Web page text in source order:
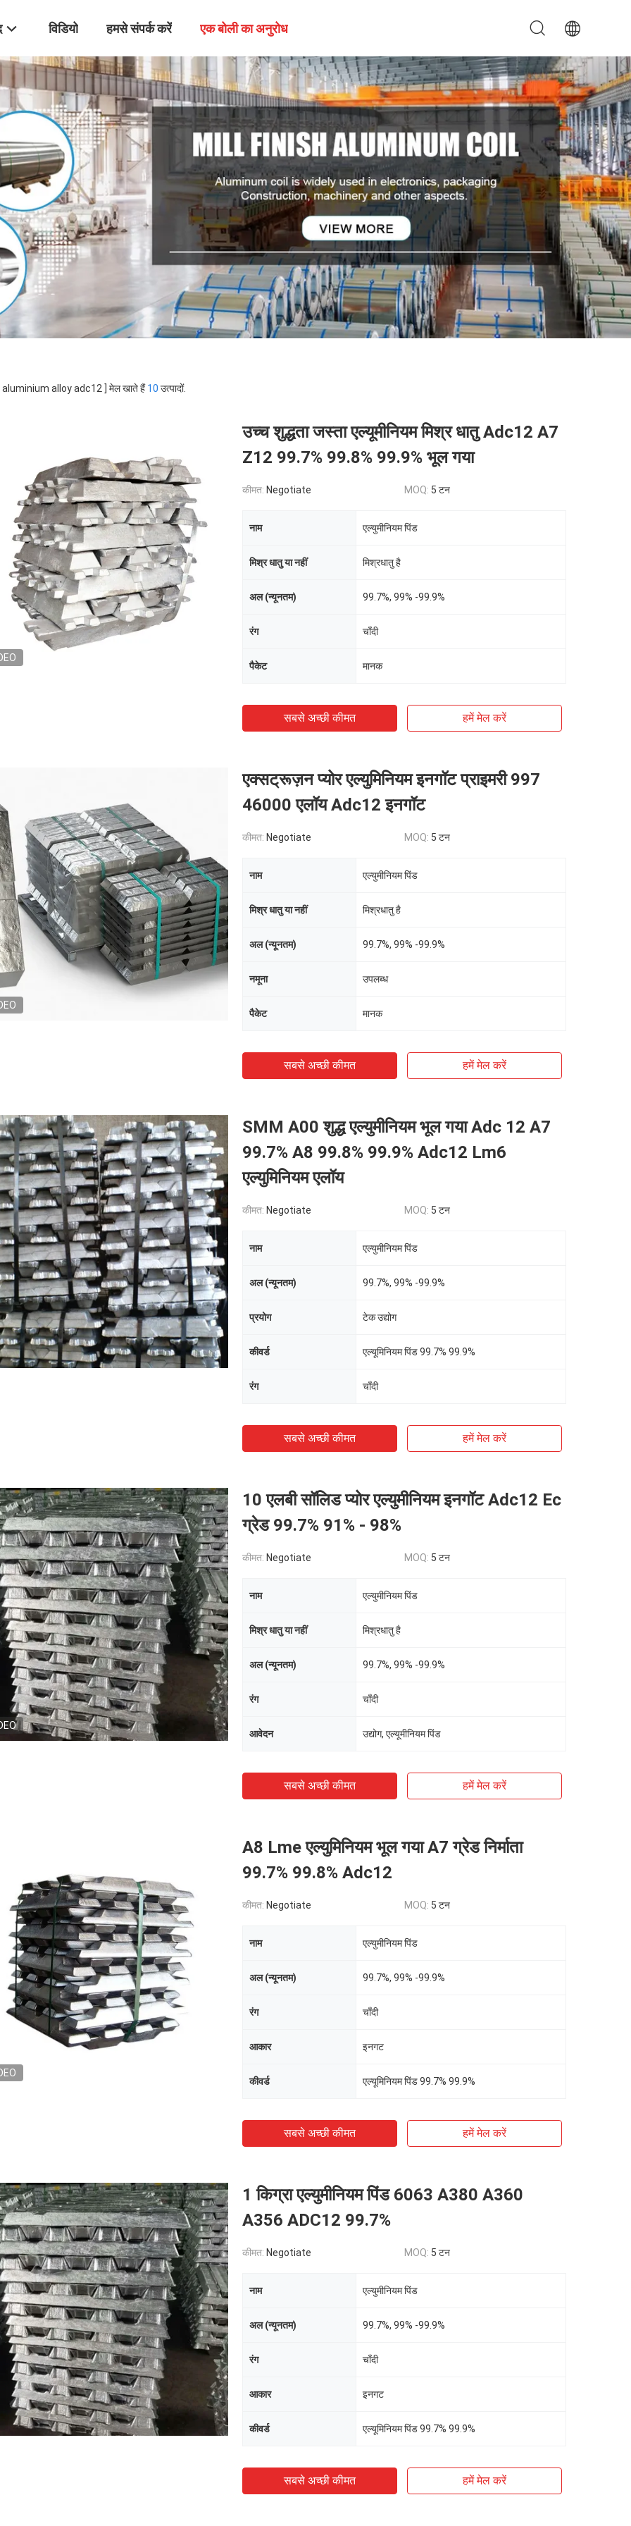
विडियो हमसे संपर्क करें एक बोली का अनुरोध
[ aluminium alloy adc12 ] मेल खाते हैं10 उत्पादों.
उच्च शुद्धता जस्ता एल्यूमीनियम मिश्र धातु Adc12 A7
Z12 99.7% 99.8% 99.9% भूल गया
कीमत: Negotiate MOQ: 5 टन
नाम एल्युमीनियम पिंड
मिश्र धातु या नहीं मिश्रधातु है
अल (न्यूनतम) 99.7%, 99% -99.9%
रंग चाँदी
पैकेट मानक
सबसे अच्छी कीमत हमें मेल करें
एक्सट्रूज़न प्योर एल्युमिनियम इनगॉट प्राइमरी 997
46000 एलॉय Adc12 इनगॉट
कीमत: Negotiate MOQ: 5 टन
नाम एल्युमीनियम पिंड
मिश्र धातु या नहीं मिश्रधातु है
अल (न्यूनतम) 99.7%, 99% -99.9%
नमूना उपलब्ध
पैकेट मानक
सबसे अच्छी कीमत हमें मेल करें
SMM A00 शुद्ध एल्युमीनियम भूल गया Adc 12 A7
99.7% A8 99.8% 99.9% Adc12 Lm6
एल्युमिनियम एलॉय
कीमत: Negotiate MOQ: 5 टन
नाम एल्युमीनियम पिंड
अल (न्यूनतम) 99.7%, 99% -99.9%
प्रयोग टेक उद्योग
कीवर्ड एल्यूमिनियम पिंड 99.7% 99.9%
रंग चाँदी
सबसे अच्छी कीमत हमें मेल करें
10 एलबी सॉलिड प्योर एल्युमीनियम इनगॉट Adc12 Ec
ग्रेड 99.7% 91% - 98%
कीमत: Negotiate MOQ: 5 टन
नाम एल्युमीनियम पिंड
मिश्र धातु या नहीं मिश्रधातु है
अल (न्यूनतम) 99.7%, 99% -99.9%
रंग चाँदी
आवेदन उद्योग, एल्यूमीनियम पिंड
सबसे अच्छी कीमत हमें मेल करें
A8 Lme एल्युमिनियम भूल गया A7 ग्रेड निर्माता
99.7% 99.8% Adc12
कीमत: Negotiate MOQ: 5 टन
नाम एल्युमीनियम पिंड
अल (न्यूनतम) 99.7%, 99% -99.9%
रंग चाँदी
आकार इनगट
कीवर्ड एल्यूमिनियम पिंड 99.7% 99.9%
सबसे अच्छी कीमत हमें मेल करें
1 किग्रा एल्युमीनियम पिंड 6063 A380 A360
A356 ADC12 99.7%
कीमत: Negotiate MOQ: 5 टन
नाम एल्युमीनियम पिंड
अल (न्यूनतम) 99.7%, 99% -99.9%
रंग चाँदी
आकार इनगट
कीवर्ड एल्यूमिनियम पिंड 99.7% 99.9%
सबसे अच्छी कीमत हमें मेल करें